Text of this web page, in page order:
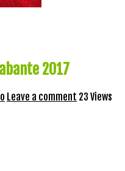
2017
Leave a comment 23 Views